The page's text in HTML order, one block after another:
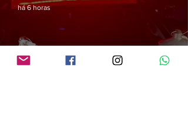
há 6 horas